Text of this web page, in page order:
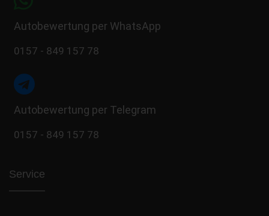
Autobewertung per WhatsApp
0157 - 849 157 78
Autobewertung per Telegram
0157 - 849 157 78
Service